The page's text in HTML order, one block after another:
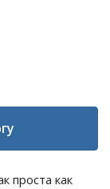
проста как